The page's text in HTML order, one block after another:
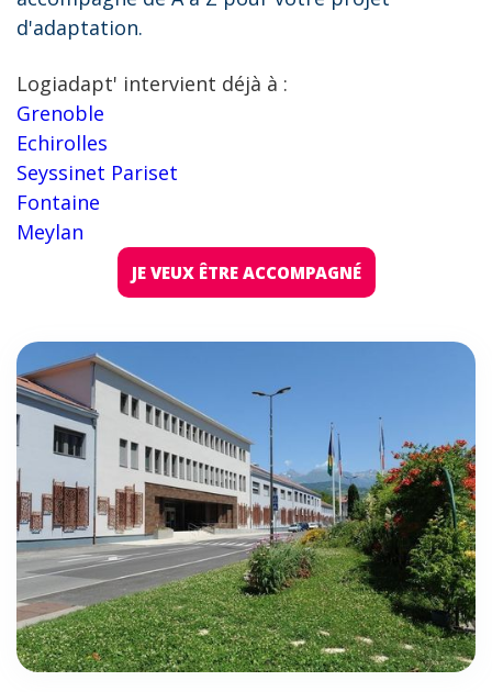
d'adaptation.
Logiadapt' intervient déjà à :
Grenoble
Echirolles
Seyssinet Pariset
Fontaine
Meylan
JE VEUX ÊTRE ACCOMPAGNÉ